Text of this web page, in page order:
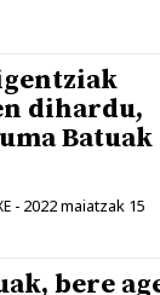
dihardu,
Batuak
- 2022 maiatzak 15
bere